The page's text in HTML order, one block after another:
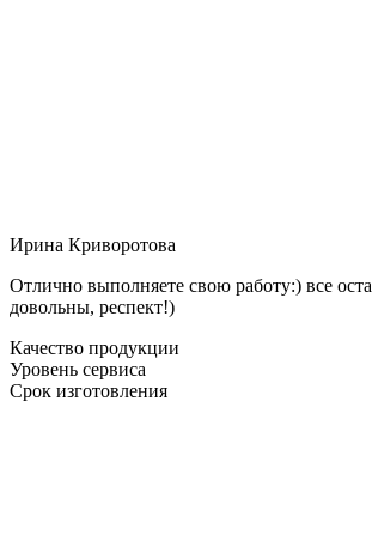
Ирина Криворотова
Отлично выполняете свою работу:) все
довольны, респект!)
Качество продукции
Уровень сервиса
Срок изготовления